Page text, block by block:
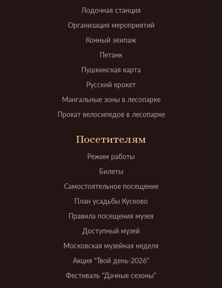
Лодочная станция
Организация мероприятий
Конный экипаж
Петанк
Пушкинская карта
Русский крокет
Мангальные зоны в лесопарке
Прокат велосипедов в лесопарке
Посетителям
Режим работы
Билеты
Самостоятельное посещение
План усадьбы Кусково
Правила посещения музея
Доступный музей
Московская музейная неделя
Акция "Твой день-2026"
Фестиваль "Дачные сезоны"